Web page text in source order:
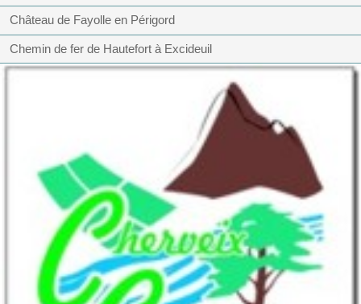
Château de Fayolle en Périgord
Chemin de fer de Hautefort à Excideuil